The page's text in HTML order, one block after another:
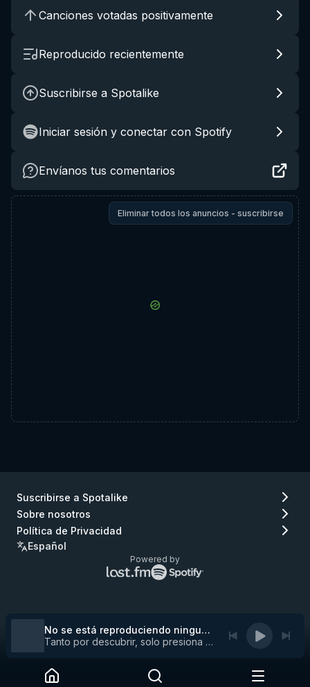
Canciones votadas positivamente
Reproducido recientemente
Suscribirse a Spotalike
Iniciar sesión y conectar con Spotify
Envíanos tus comentarios
Eliminar todos los anuncios - suscribirse
Suscribirse a Spotalike
Sobre nosotros
Política de Privacidad
Español
Powered by
Logo
de
a
Lastfm)
Spotify)
No se está reproduciendo ninguna pista
Tanto por descubrir, solo presiona play